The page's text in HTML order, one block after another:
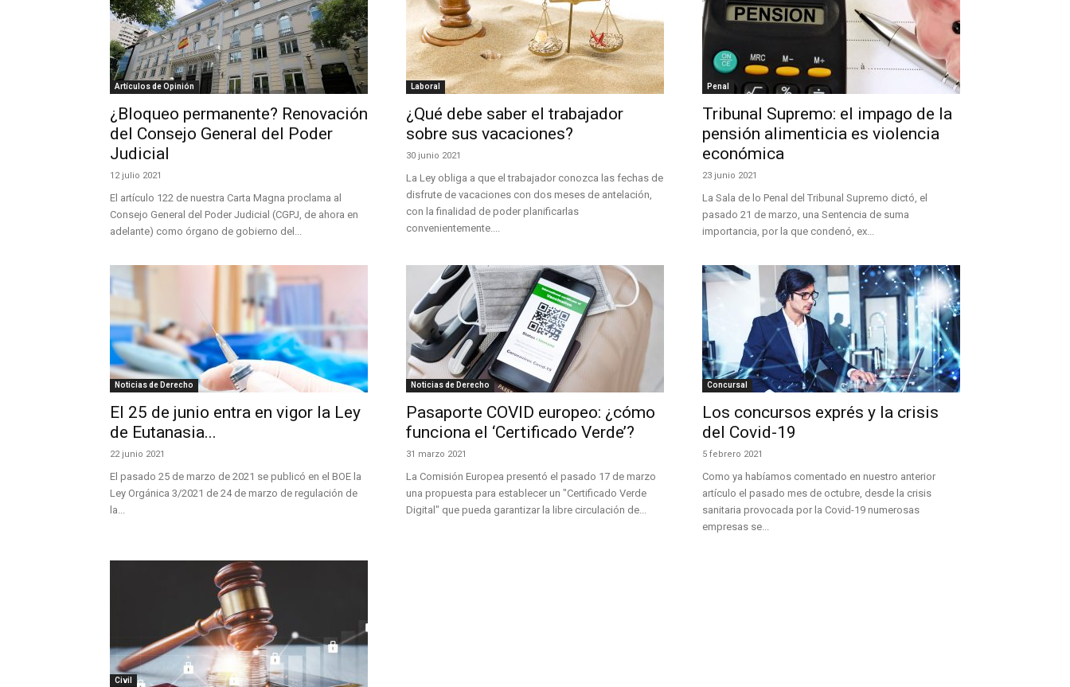
Artículos de Opinión
¿Bloqueo permanente? Renovación
del Consejo General del Poder
Judicial
12 julio 2021
El artículo 122 de nuestra Carta Magna proclama al
Consejo General del Poder Judicial (CGPJ, de ahora en
adelante) como órgano de gobierno del...
Laboral
¿Qué debe saber el trabajador
sobre sus vacaciones?
30 junio 2021
La Ley obliga a que el trabajador conozca las fechas de
disfrute de vacaciones con dos meses de antelación,
con la finalidad de poder planificarlas
convenientemente....
Penal
Tribunal Supremo: el impago de la
pensión alimenticia es violencia
económica
23 junio 2021
La Sala de lo Penal del Tribunal Supremo dictó, el
pasado 21 de marzo, una Sentencia de suma
importancia, por la que condenó, ex...
Noticias de Derecho
El 25 de junio entra en vigor la Ley
de Eutanasia...
22 junio 2021
El pasado 25 de marzo de 2021 se publicó en el BOE la
Ley Orgánica 3/2021 de 24 de marzo de regulación de
la...
Noticias de Derecho
Pasaporte COVID europeo: ¿cómo
funciona el ‘Certificado Verde’?
31 marzo 2021
La Comisión Europea presentó el pasado 17 de marzo
una propuesta para establecer un "Certificado Verde
Digital" que pueda garantizar la libre circulación de...
Concursal
Los concursos exprés y la crisis
del Covid-19
5 febrero 2021
Como ya habíamos comentado en nuestro anterior
artículo el pasado mes de octubre, desde la crisis
sanitaria provocada por la Covid-19 numerosas
empresas se...
Civil